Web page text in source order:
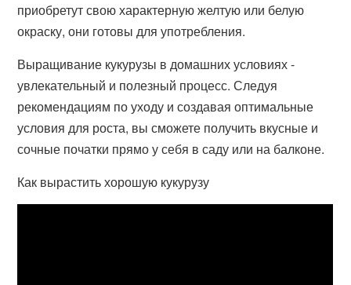
приобретут свою характерную желтую или белую
окраску, они готовы для употребления.
Выращивание кукурузы в домашних условиях -
увлекательный и полезный процесс. Следуя
рекомендациям по уходу и создавая оптимальные
условия для роста, вы сможете получить вкусные и
сочные початки прямо у себя в саду или на балконе.
Как вырастить хорошую кукурузу